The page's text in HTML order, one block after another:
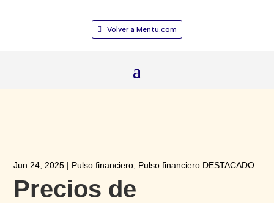
Volver a Mentu.com
Jun 24, 2025 | Pulso financiero Pulso financiero DESTACADO
Precios de